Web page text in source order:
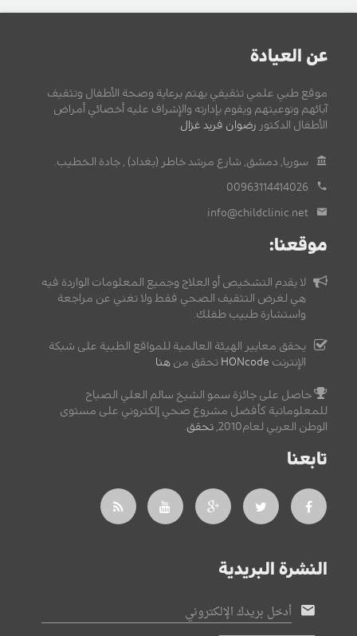
عن العيادة
موقع طبي علمي تثقيفي يهتم برعاية وصحة الأطفال وتثقيف
آبائهم وتوعيتهم ويقوم بإدارته والإشراف عليه أخصائي أمراض
الأطفال الدكتور رضوان فريد غزال
سوريا, دمشق, شارع مرشد خاطر (بغداد) , جادة الخطيب.
00963114414026
info@childclinic.net
موقعنا:
لا يقدم التشخيص أو العلاج وجميع المعلومات الواردة فيه
هي لغرض التثقيف الصحي فقط ولا تغني عن مراجعة
واستشارة طبيب طفلك.
يحقق معايير الهيئة العالمية للمواقع الطبية على شبكة
الإنترنت HONcode تحقق من هنا
حاصل على جائزة سمو الشيخ سالم العلي الصباح
للمعلوماتية كأفضل مشروع صحي إلكتروني على مستوى
الوطن العربي لعام2010,
تحقق
تابعنا
النشرة البريدية
أدخل بريدك الإلكتروني